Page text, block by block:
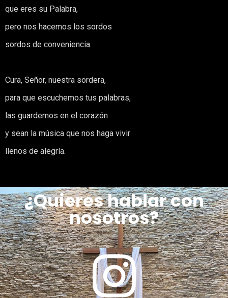
que eres su Palabra,
pero nos hacemos los sordos
sordos de conveniencia.
Cura, Señor, nuestra sordera,
para que escuchemos tus palabras,
las guardemos en el corazón
y sean la música que nos haga vivir
llenos de alegría.
¿Quieres hablar con
nosotros?